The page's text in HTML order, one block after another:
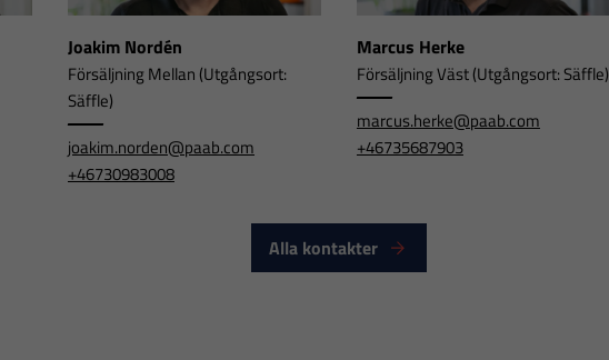
Joakim Nordén
Försäljning Mellan (Utgångsort:
Säffle)
joakim.norden@paab.com
+46730983008
Marcus Herke
Försäljning Väst (Utgångsort: Säffle)
marcus.herke@paab.com
+46735687903
Alla kontakter
Nödvändiga
Dessa